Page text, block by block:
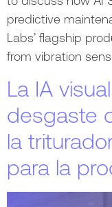
predictive
Labs’ flagship
from vibration
La IA
desgaste
la
para la